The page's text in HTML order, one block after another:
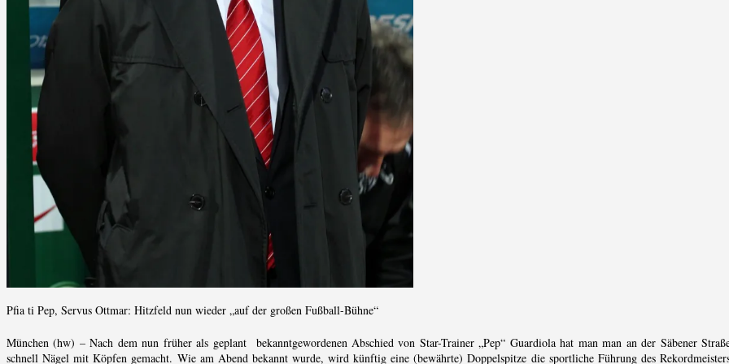
Pfia ti Pep, Servus Ottmar: Hitzfeld nun wieder „auf der großen Fußball-Bühne“
München (hw) – Nach dem nun früher als geplant bekanntgewordenen Abschied von Star-Trainer „Pep“ Guardiola hat man man an der Säbener
schnell Nägel mit Köpfen gemacht. Wie am Abend bekannt wurde, wird künftig eine (bewährte) Doppelspitze die sportliche Führung des